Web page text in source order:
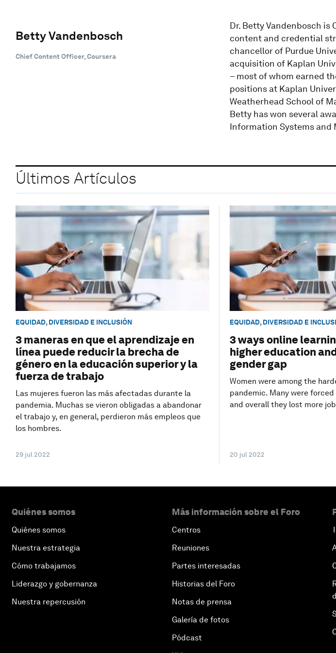
Betty Vandenbosch
Chief Content Officer, Coursera
Dr. Betty Vandenbosch is
content and credential
chancellor of Purdue
acquisition of Kaplan
– most of whom earned
positions at Kaplan
Weatherhead School of
Betty has won several
Information Systems and
Últimos Artículos
EQUIDAD, DIVERSIDAD E INCLUSIÓN
3 maneras en que el aprendizaje en
línea puede reducir la brecha de
género en la educación superior y la
fuerza de trabajo
Las mujeres fueron las más afectadas durante la
pandemia. Muchas se vieron obligadas a abandonar
el trabajo y, en general, perdieron más empleos que
los hombres.
29 jul 2022
EQUIDAD, DIVERSIDAD E
3 ways online
higher education
gender gap
Women were among the
pandemic. Many were
and overall they lost more
20 jul 2022
Quiénes somos
Quiénes somos
Nuestra estrategia
Cómo trabajamos
Liderazgo y gobernanza
Nuestra repercusión
Más información sobre el Foro
Centros
Reuniones
Partes interesadas
Historias del Foro
Notas de prensa
Galería de fotos
Pódcast